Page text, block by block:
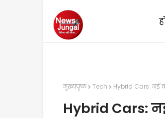
मुख्यपृष्ठ Tech Hybrid Cars: नई
Hybrid Cars: